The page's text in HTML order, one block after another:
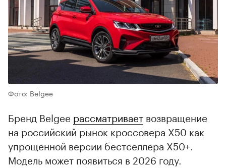
Фото: Belgee
Бренд Belgee рассматривает возвращение
на российский рынок кроссовера X50 как
упрощенной версии бестселлера X50+.
Модель может появиться в 2026 году.